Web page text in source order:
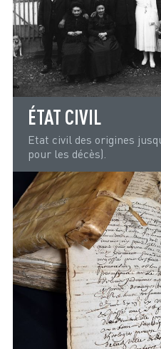
ÉTAT CIVIL
Etat civil des origines
pour les décès).